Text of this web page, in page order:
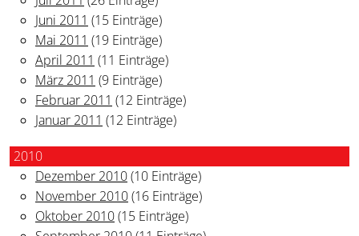
Juni 2011 (15 Einträge)
Mai 2011 (19 Einträge)
April 2011 (11 Einträge)
März 2011 (9 Einträge)
Februar 2011 (12 Einträge)
Januar 2011 (12 Einträge)
2010
Dezember 2010(10 Einträge)
November 2010(16 Einträge)
Oktober 2010(15 Einträge)